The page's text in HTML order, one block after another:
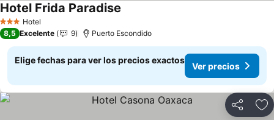
3 Estrellas
Hotel
Hotel Frida Paradise
8,5 Excelente 9 Puerto Escondido
Elige fechas para ver los precios exactos
Ver precios
Compartir